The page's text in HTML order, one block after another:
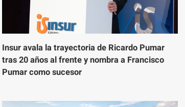
Insur avala la trayectoria de Ricardo Pumar
tras 20 años al frente y nombra a Francisco
Pumar como sucesor